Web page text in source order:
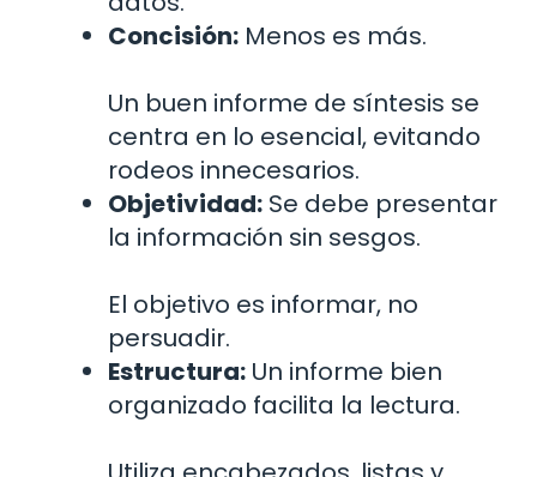
Concisión: Menos es más.
Un buen informe de síntesis se
centra en lo esencial, evitando
rodeos innecesarios.
Objetividad: Se debe presentar
la información sin sesgos.
El objetivo es informar, no
persuadir.
Estructura: Un informe bien
organizado facilita la lectura.